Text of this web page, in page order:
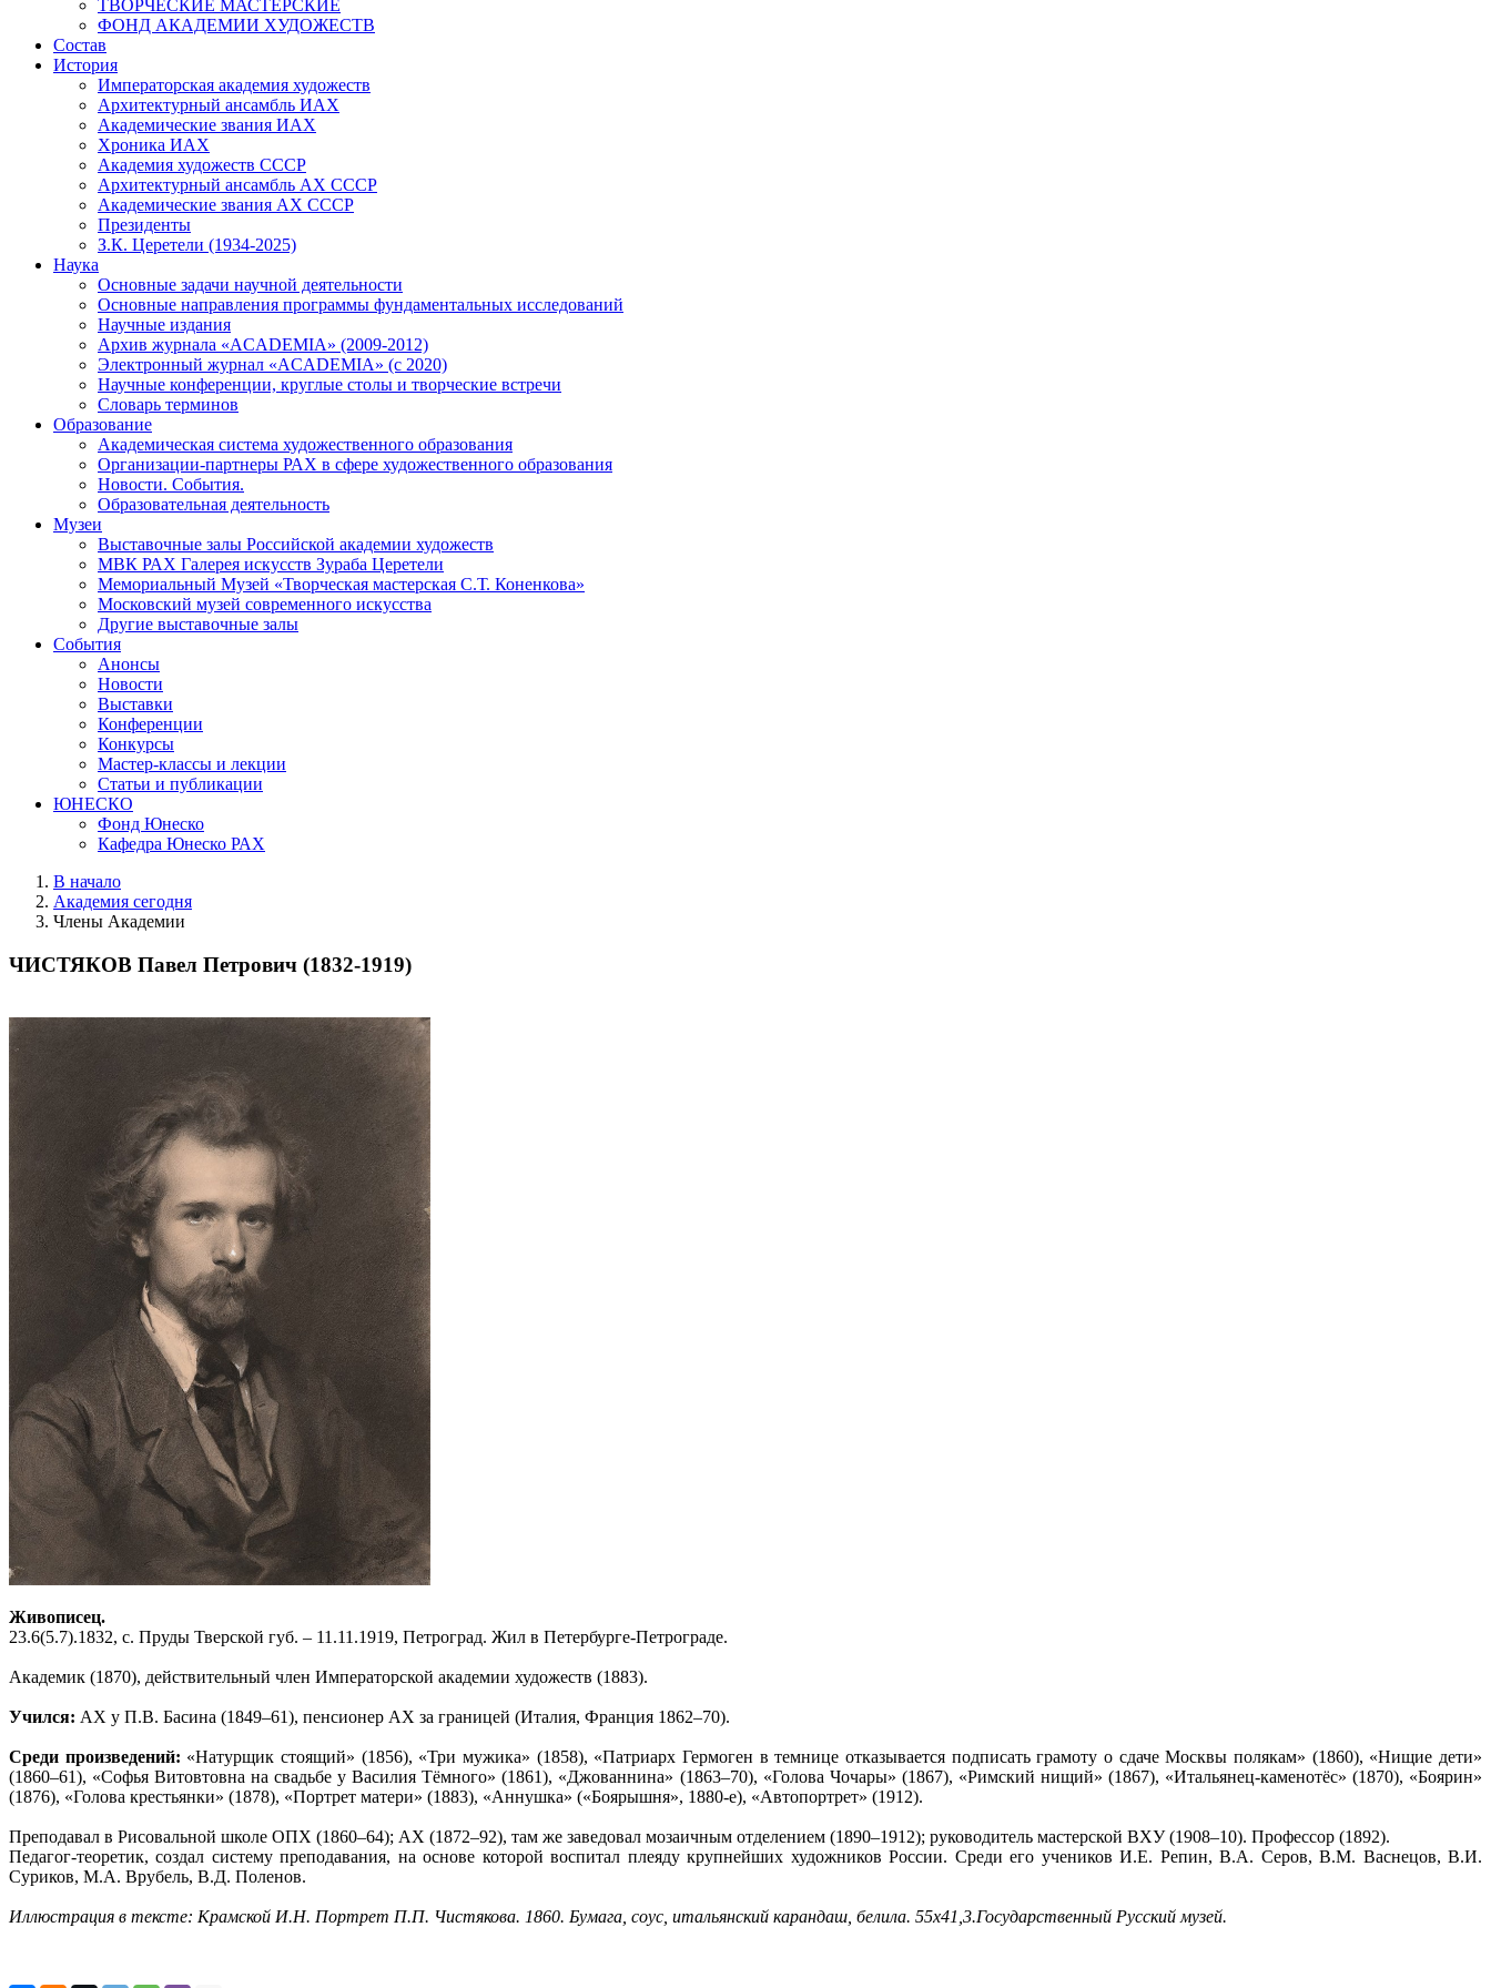
ТВОРЧЕСКИЕ МАСТЕРСКИЕ
ФОНД АКАДЕМИИ ХУДОЖЕСТВ
Состав
История
Императорская академия художеств
Архитектурный ансамбль ИАХ
Академические звания ИАХ
Хроника ИАХ
Академия художеств СССР
Архитектурный ансамбль АХ СССР
Академические звания АХ СССР
Президенты
З.К. Церетели (1934-2025)
Наука
Основные задачи научной деятельности
Основные направления программы фундаментальных исследований
Научные издания
Архив журнала «ACADEMIA» (2009-2012)
Электронный журнал «ACADEMIA» (с 2020)
Научные конференции, круглые столы и творческие встречи
Словарь терминов
Образование
Академическая система художественного образования
Организации-партнеры РАХ в сфере художественного образования
Новости. События.
Образовательная деятельность
Музеи
Выставочные залы Российской академии художеств
МВК РАХ Галерея искусств Зураба Церетели
Мемориальный Музей «Творческая мастерская С.Т. Коненкова»
Московский музей современного искусства
Другие выставочные залы
События
Анонсы
Новости
Выставки
Конференции
Конкурсы
Мастер-классы и лекции
Статьи и публикации
ЮНЕСКО
Фонд Юнеско
Кафедра Юнеско РАХ
В начало
Академия сегодня
Члены Академии
ЧИСТЯКОВ Павел Петрович (1832-1919)
Живописец.
23.6(5.7).1832, с. Пруды Тверской губ. – 11.11.1919, Петроград. Жил в Петербурге-Петрограде.
Академик (1870), действительный член Императорской академии художеств (1883).
Учился: АХ у П.В. Басина (1849–61), пенсионер АХ за границей (Италия, Франция 1862–70).
Среди произведений: «Натурщик стоящий» (1856), «Три мужика» (1858), «Патриарх Гермоген в темнице отказывается подписать грамоту о сдаче Москвы полякам» (1860), «Нищие дети»
(1860–61), «Софья Витовтовна на свадьбе у Василия Тёмного» (1861), «Джованнина» (1863–70), «Голова Чочары» (1867), «Римский нищий» (1867), «Итальянец-каменотёс» (1870), «Боярин»
(1876), «Голова крестьянки» (1878), «Портрет матери» (1883), «Аннушка» («Боярышня», 1880-е), «Автопортрет» (1912).
Преподавал в Рисовальной школе ОПХ (1860–64); АХ (1872–92), там же заведовал мозаичным отделением (1890–1912); руководитель мастерской ВХУ (1908–10). Профессор (1892).
Педагог-теоретик, создал систему преподавания, на основе которой воспитал плеяду крупнейших художников России. Среди его учеников И.Е. Репин, В.А. Серов, В.М. Васнецов, В.И.
Суриков, М.А. Врубель, В.Д. Поленов.
Иллюстрация в тексте: Крамской И.Н. Портрет П.П. Чистякова. 1860. Бумага, соус, итальянский карандаш, белила. 55х41,3.Государственный Русский музей.